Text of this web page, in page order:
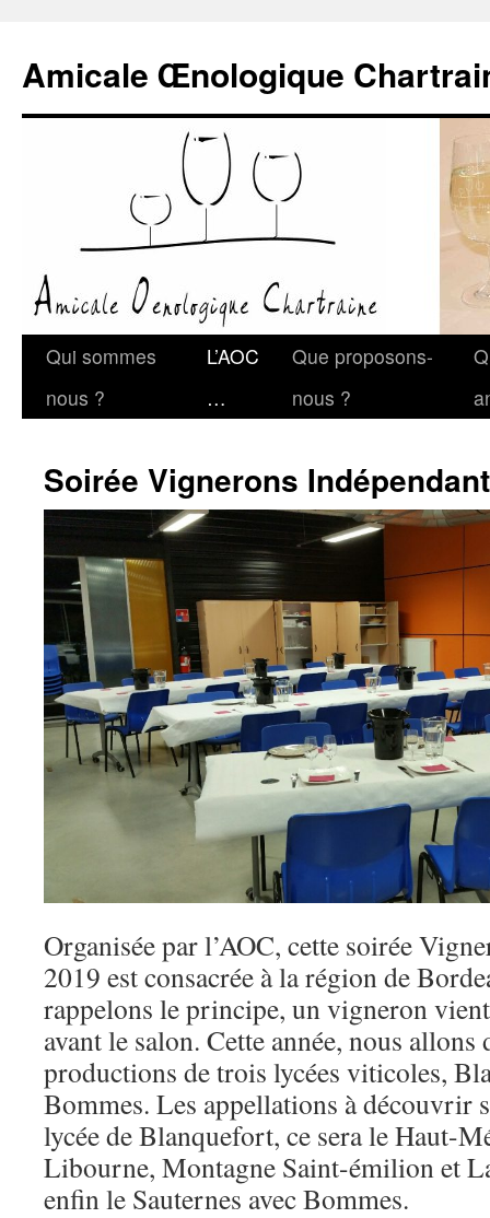
Amicale Œnologique
Qui sommes
nous ?
L’AOC
…
Que proposons-
nous ?
Soirée Vignerons
Organisée par l’AOC, cette soirée
2019 est consacrée à la région de
rappelons le principe, un vigneron
avant le salon. Cette année, nous allons
productions de trois lycées viticoles,
Bommes. Les appellations à découvrir
lycée de Blanquefort, ce sera le Haut-
Libourne, Montagne Saint-émilion et
enfin le Sauternes avec Bommes.